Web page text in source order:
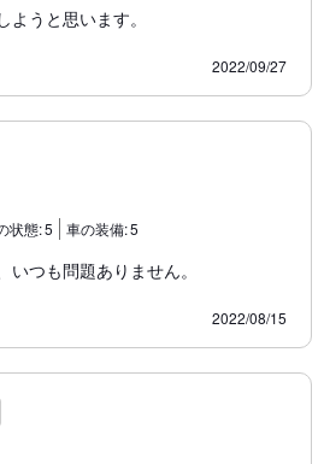
うと思います。
2022/09/27
状態:5 車の装備:5
つも問題ありません。
2022/08/15